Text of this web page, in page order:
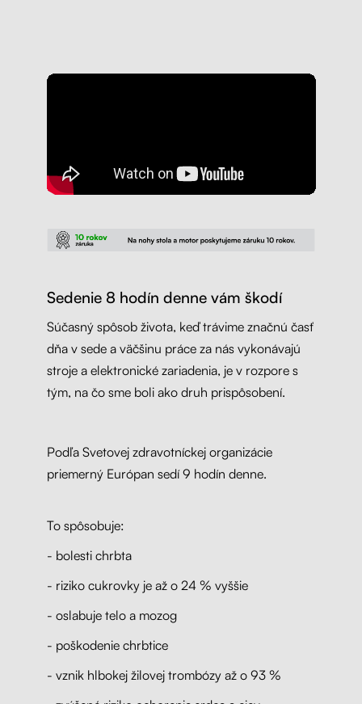
Sedenie 8 hodín denne vám škodí
Súčasný spôsob života, keď trávime značnú časť
dňa v sede a väčšinu práce za nás vykonávajú
stroje a elektronické zariadenia, je v rozpore s
tým, na čo sme boli ako druh prispôsobení.
Podľa Svetovej zdravotníckej organizácie
priemerný Európan sedí 9 hodín denne.
To spôsobuje:
- bolesti chrbta
- riziko cukrovky je až o 24 % vyššie
- oslabuje telo a mozog
- poškodenie chrbtice
- vznik hlbokej žilovej trombózy až o 93 %